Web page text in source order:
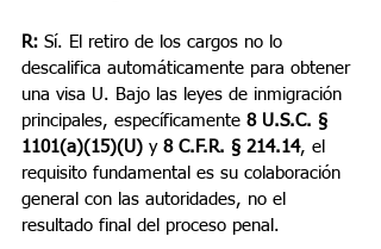
R: Sí. El retiro de los cargos no lo
descalifica automáticamente para obtener
una visa U. Bajo las leyes de inmigración
principales, específicamente 8 U.S.C. §
1101(a)(15)(U) y 8 C.F.R. § 214.14, el
requisito fundamental es su colaboración
general con las autoridades, no el
resultado final del proceso penal.